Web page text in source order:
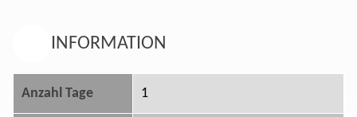
INFORMATION
Anzahl Tage 1